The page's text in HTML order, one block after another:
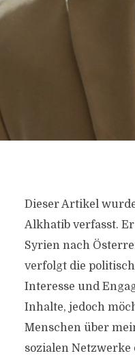
Dieser Artikel
Alkhatib verfasst.
Syrien nach
verfolgt die
Interesse und
Inhalte, jedoch
Menschen über
sozialen